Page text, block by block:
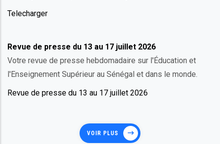
Telecharger
Revue de presse du 13 au 17 juillet 2026
Votre revue de presse hebdomadaire sur l'Éducation et
l'Enseignement Supérieur au Sénégal et dans le monde.
Revue de presse du 13 au 17 juillet 2026
VOIR PLUS